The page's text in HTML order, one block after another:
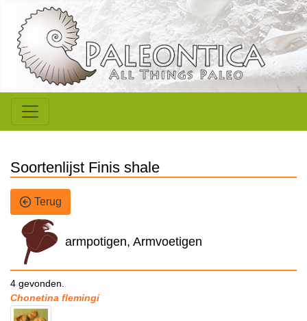
Soortenlijst Finis shale
Terug
armpotigen, Armvoetigen
4 gevonden.
Chonetina flemingi